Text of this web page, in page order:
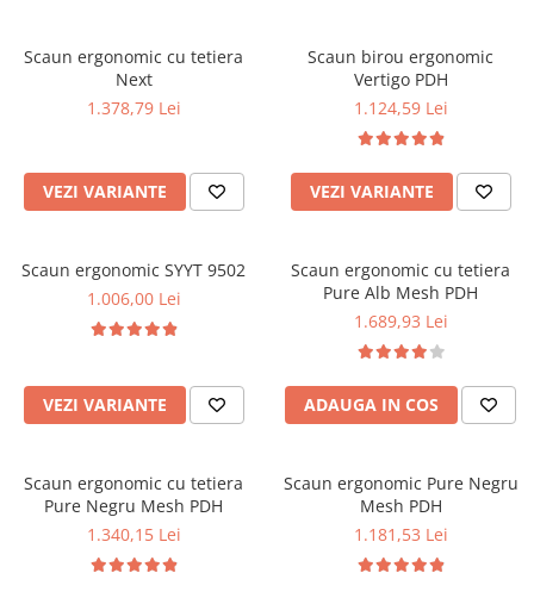
Scaun ergonomic cu tetiera
Next
1.378,79 Lei
VEZI VARIANTE
Scaun birou ergonomic
Vertigo PDH
1.124,59 Lei
VEZI VARIANTE
Scaun ergonomic SYYT 9502
1.006,00 Lei
VEZI VARIANTE
Scaun ergonomic cu tetiera
Pure Alb Mesh PDH
1.689,93 Lei
ADAUGA IN COS
Scaun ergonomic cu tetiera
Pure Negru Mesh PDH
1.340,15 Lei
Scaun ergonomic Pure Negru
Mesh PDH
1.181,53 Lei